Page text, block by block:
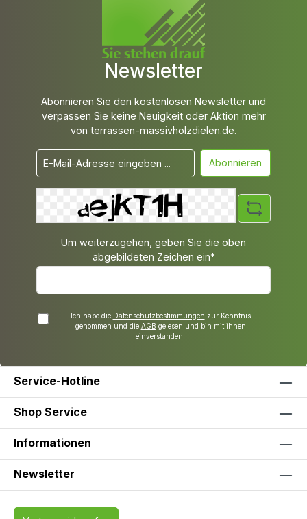
Newsletter
Abonnieren Sie den kostenlosen Newsletter und
verpassen Sie keine Neuigkeit oder Aktion mehr
von terrassen-massivholzdielen.de.
Abonnieren
Um weiterzugehen, geben Sie die oben
abgebildeten Zeichen ein*
Ich habe die Datenschutzbestimmungen zur Kenntnis
genommen und die AGB gelesen und bin mit ihnen
einverstanden.
Service-Hotline
Shop Service
Informationen
Newsletter